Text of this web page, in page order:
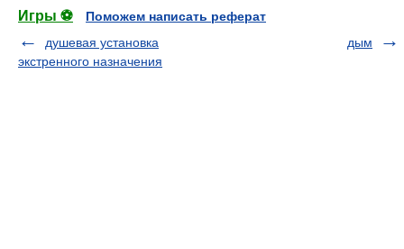
Игры ⚽
Поможем написать реферат
душевая установка
экстренного назначения
дым